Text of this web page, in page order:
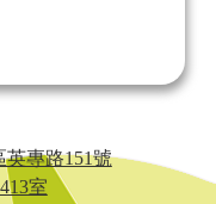
英專路151號
室